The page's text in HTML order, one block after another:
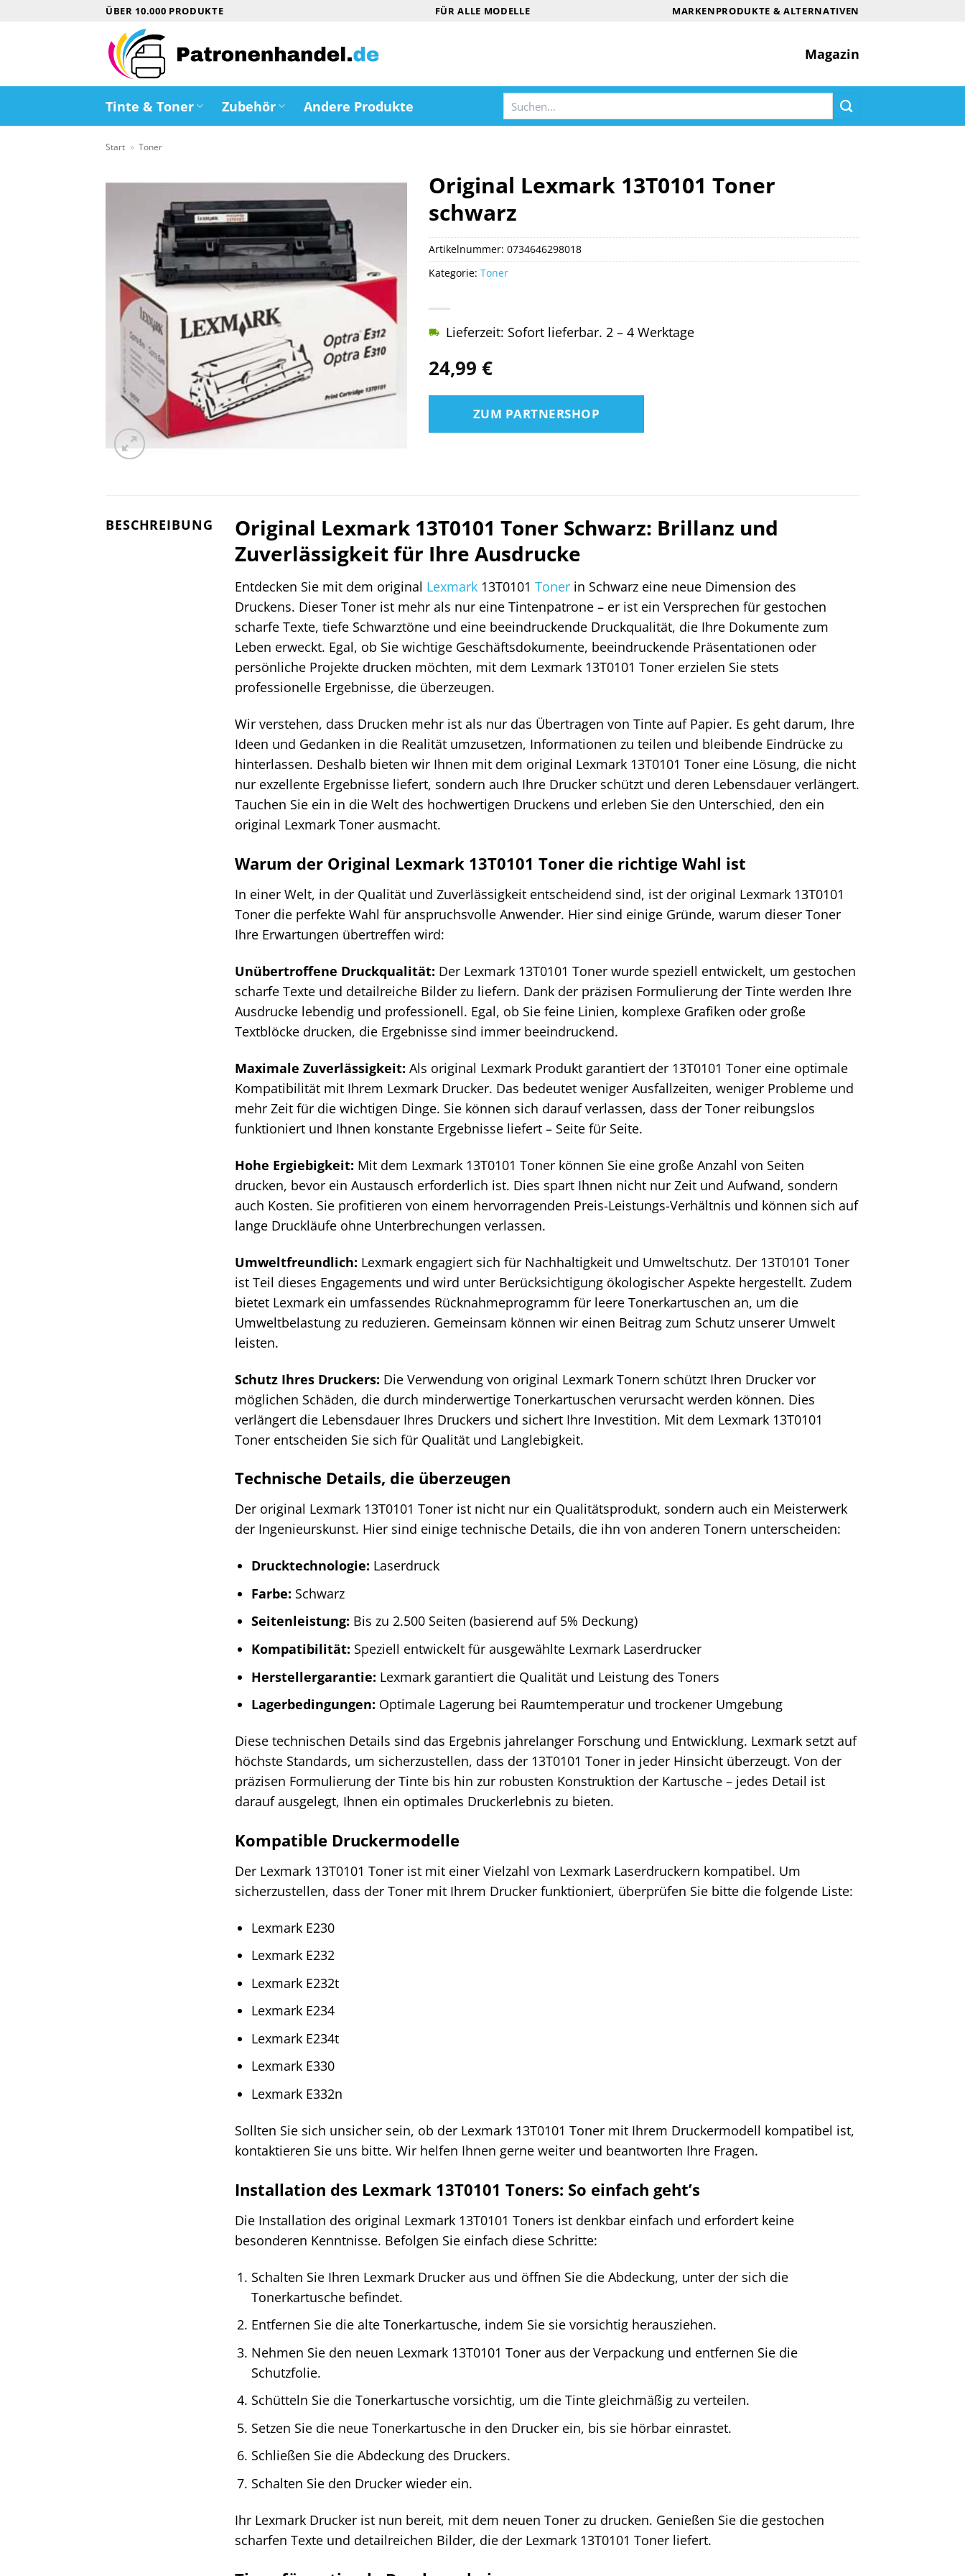
ÜBER 10.000 PRODUKTE FÜR ALLE MODELLE MARKENPRODUKTE & ALTERNATIVEN
Magazin
Tinte & Toner Zubehör Andere Produkte
Suchen
nach:
Start » Toner
Original Lexmark 13T0101 Toner
schwarz
24,99 €
Lieferzeit: Sofort lieferbar. 2 – 4 Werktage
ZUM PARTNERSHOP
Artikelnummer: 0734646298018
Kategorie: Toner
BESCHREIBUNG
Original Lexmark 13T0101 Toner Schwarz: Brillanz und
Zuverlässigkeit für Ihre Ausdrucke
Entdecken Sie mit dem original Lexmark 13T0101 Toner in Schwarz eine neue Dimension des
Druckens. Dieser Toner ist mehr als nur eine Tintenpatrone – er ist ein Versprechen für gestochen
scharfe Texte, tiefe Schwarztöne und eine beeindruckende Druckqualität, die Ihre Dokumente zum
Leben erweckt. Egal, ob Sie wichtige Geschäftsdokumente, beeindruckende Präsentationen oder
persönliche Projekte drucken möchten, mit dem Lexmark 13T0101 Toner erzielen Sie stets
professionelle Ergebnisse, die überzeugen.
Wir verstehen, dass Drucken mehr ist als nur das Übertragen von Tinte auf Papier. Es geht darum, Ihre
Ideen und Gedanken in die Realität umzusetzen, Informationen zu teilen und bleibende Eindrücke zu
hinterlassen. Deshalb bieten wir Ihnen mit dem original Lexmark 13T0101 Toner eine Lösung, die nicht
nur exzellente Ergebnisse liefert, sondern auch Ihre Drucker schützt und deren Lebensdauer verlängert.
Tauchen Sie ein in die Welt des hochwertigen Druckens und erleben Sie den Unterschied, den ein
original Lexmark Toner ausmacht.
Warum der Original Lexmark 13T0101 Toner die richtige Wahl ist
In einer Welt, in der Qualität und Zuverlässigkeit entscheidend sind, ist der original Lexmark 13T0101
Toner die perfekte Wahl für anspruchsvolle Anwender. Hier sind einige Gründe, warum dieser Toner
Ihre Erwartungen übertreffen wird:
Unübertroffene Druckqualität: Der Lexmark 13T0101 Toner wurde speziell entwickelt, um gestochen
scharfe Texte und detailreiche Bilder zu liefern. Dank der präzisen Formulierung der Tinte werden Ihre
Ausdrucke lebendig und professionell. Egal, ob Sie feine Linien, komplexe Grafiken oder große
Textblöcke drucken, die Ergebnisse sind immer beeindruckend.
Maximale Zuverlässigkeit: Als original Lexmark Produkt garantiert der 13T0101 Toner eine optimale
Kompatibilität mit Ihrem Lexmark Drucker. Das bedeutet weniger Ausfallzeiten, weniger Probleme und
mehr Zeit für die wichtigen Dinge. Sie können sich darauf verlassen, dass der Toner reibungslos
funktioniert und Ihnen konstante Ergebnisse liefert – Seite für Seite.
Hohe Ergiebigkeit: Mit dem Lexmark 13T0101 Toner können Sie eine große Anzahl von Seiten
drucken, bevor ein Austausch erforderlich ist. Dies spart Ihnen nicht nur Zeit und Aufwand, sondern
auch Kosten. Sie profitieren von einem hervorragenden Preis-Leistungs-Verhältnis und können sich auf
lange Druckläufe ohne Unterbrechungen verlassen.
Umweltfreundlich: Lexmark engagiert sich für Nachhaltigkeit und Umweltschutz. Der 13T0101 Toner
ist Teil dieses Engagements und wird unter Berücksichtigung ökologischer Aspekte hergestellt. Zudem
bietet Lexmark ein umfassendes Rücknahmeprogramm für leere Tonerkartuschen an, um die
Umweltbelastung zu reduzieren. Gemeinsam können wir einen Beitrag zum Schutz unserer Umwelt
leisten.
Schutz Ihres Druckers: Die Verwendung von original Lexmark Tonern schützt Ihren Drucker vor
möglichen Schäden, die durch minderwertige Tonerkartuschen verursacht werden können. Dies
verlängert die Lebensdauer Ihres Druckers und sichert Ihre Investition. Mit dem Lexmark 13T0101
Toner entscheiden Sie sich für Qualität und Langlebigkeit.
Technische Details, die überzeugen
Der original Lexmark 13T0101 Toner ist nicht nur ein Qualitätsprodukt, sondern auch ein Meisterwerk
der Ingenieurskunst. Hier sind einige technische Details, die ihn von anderen Tonern unterscheiden:
Drucktechnologie: Laserdruck
Farbe: Schwarz
Seitenleistung: Bis zu 2.500 Seiten (basierend auf 5% Deckung)
Kompatibilität: Speziell entwickelt für ausgewählte Lexmark Laserdrucker
Herstellergarantie: Lexmark garantiert die Qualität und Leistung des Toners
Lagerbedingungen: Optimale Lagerung bei Raumtemperatur und trockener Umgebung
Diese technischen Details sind das Ergebnis jahrelanger Forschung und Entwicklung. Lexmark setzt auf
höchste Standards, um sicherzustellen, dass der 13T0101 Toner in jeder Hinsicht überzeugt. Von der
präzisen Formulierung der Tinte bis hin zur robusten Konstruktion der Kartusche – jedes Detail ist
darauf ausgelegt, Ihnen ein optimales Druckerlebnis zu bieten.
Kompatible Druckermodelle
Der Lexmark 13T0101 Toner ist mit einer Vielzahl von Lexmark Laserdruckern kompatibel. Um
sicherzustellen, dass der Toner mit Ihrem Drucker funktioniert, überprüfen Sie bitte die folgende Liste:
Lexmark E230
Lexmark E232
Lexmark E232t
Lexmark E234
Lexmark E234t
Lexmark E330
Lexmark E332n
Sollten Sie sich unsicher sein, ob der Lexmark 13T0101 Toner mit Ihrem Druckermodell kompatibel ist,
kontaktieren Sie uns bitte. Wir helfen Ihnen gerne weiter und beantworten Ihre Fragen.
Installation des Lexmark 13T0101 Toners: So einfach geht’s
Die Installation des original Lexmark 13T0101 Toners ist denkbar einfach und erfordert keine
besonderen Kenntnisse. Befolgen Sie einfach diese Schritte:
Schalten Sie Ihren Lexmark Drucker aus und öffnen Sie die Abdeckung, unter der sich die
Tonerkartusche befindet.
Entfernen Sie die alte Tonerkartusche, indem Sie sie vorsichtig herausziehen.
Nehmen Sie den neuen Lexmark 13T0101 Toner aus der Verpackung und entfernen Sie die
Schutzfolie.
Schütteln Sie die Tonerkartusche vorsichtig, um die Tinte gleichmäßig zu verteilen.
Setzen Sie die neue Tonerkartusche in den Drucker ein, bis sie hörbar einrastet.
Schließen Sie die Abdeckung des Druckers.
Schalten Sie den Drucker wieder ein.
Ihr Lexmark Drucker ist nun bereit, mit dem neuen Toner zu drucken. Genießen Sie die gestochen
scharfen Texte und detailreichen Bilder, die der Lexmark 13T0101 Toner liefert.